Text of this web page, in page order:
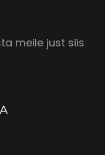
meile just siis